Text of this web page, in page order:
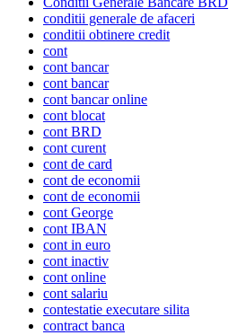
conditii generale de afaceri
conditii obtinere credit
cont
cont bancar
cont bancar
cont bancar online
cont blocat
cont BRD
cont curent
cont de card
cont de economii
cont de economii
cont George
cont IBAN
cont in euro
cont inactiv
cont online
cont salariu
contestatie executare silita
contract banca